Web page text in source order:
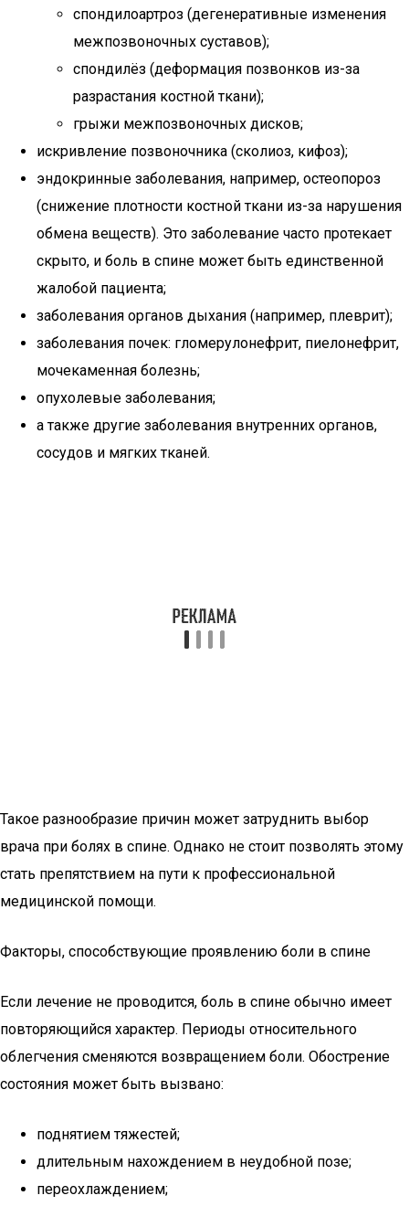
спондилоартроз (дегенеративные изменения
межпозвоночных суставов);
спондилёз (деформация позвонков из-за
разрастания костной ткани);
грыжи межпозвоночных дисков;
искривление позвоночника (сколиоз, кифоз);
эндокринные заболевания, например, остеопороз
(снижение плотности костной ткани из-за нарушения
обмена веществ). Это заболевание часто протекает
скрыто, и боль в спине может быть единственной
жалобой пациента;
заболевания органов дыхания (например, плеврит);
заболевания почек: гломерулонефрит, пиелонефрит,
мочекаменная болезнь;
опухолевые заболевания;
а также другие заболевания внутренних органов,
сосудов и мягких тканей.
Такое разнообразие причин может затруднить выбор
врача при болях в спине. Однако не стоит позволять этому
стать препятствием на пути к профессиональной
медицинской помощи.
Факторы, способствующие проявлению боли в спине
Если лечение не проводится, боль в спине обычно имеет
повторяющийся характер. Периоды относительного
облегчения сменяются возвращением боли. Обострение
состояния может быть вызвано:
поднятием тяжестей;
длительным нахождением в неудобной позе;
переохлаждением;